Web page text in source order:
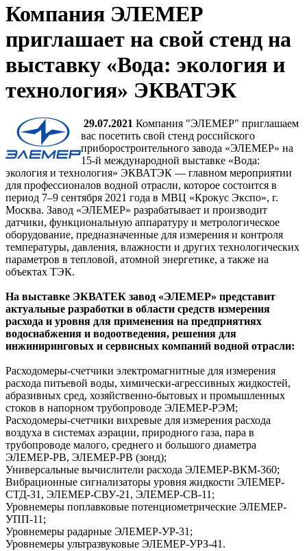
Компания ЭЛЕМЕР
приглашает на свой стенд на
выставку «Вода: экология и
технология» ЭКВАТЭК
29.07.2021 Компания "ЭЛЕМЕР" приглашаем
вас посетить свой стенд российского
приборостроительного завода «ЭЛЕМЕР» на
15-й международной выставке «Вода:
экология и технология» ЭКВАТЭК — главном мероприятии
для профессионалов водной отрасли, которое состоится в
период 7–9 сентября 2021 года в МВЦ «Крокус Экспо», г.
Москва. Завод «ЭЛЕМЕР» разрабатывает и производит
датчики, функциональную аппаратуру и метрологическое
оборудование, предназначенные для измерения и контроля
температуры, давления, влажности и других технологических
параметров в тепловой, атомной энергетике, а также на
объектах ТЭК.
На выставке ЭКВАТЕК завод «ЭЛЕМЕР» представит
актуальные разработки в области средств измерения
расхода и уровня для применения на предприятиях
водоснабжения и водоотведения, решения для
инжиниринговых и сервисных компаний водной отрасли:
Расходомеры-счетчики электромагнитные для измерения
расхода питьевой воды, химически-агрессивных жидкостей,
абразивных сред, хозяйственно-бытовых и промышленных
стоков в напорном трубопроводе ЭЛЕМЕР-РЭМ;
Расходомеры-счетчики вихревые для измерения расхода
воздуха в системах аэрации, природного газа, пара в
трубопроводе малого, среднего и большого диаметра
ЭЛЕМЕР-РВ, ЭЛЕМЕР-РВ (зонд);
Универсальные вычислители расхода ЭЛЕМЕР-ВКМ-360;
Вибрационные сигнализаторы уровня жидкости ЭЛЕМЕР-
СТД-31, ЭЛЕМЕР-СВУ-21, ЭЛЕМЕР-СВ-11;
Уровнемеры поплавковые потенциометрические ЭЛЕМЕР-
УПП-11;
Уровнемеры радарные ЭЛЕМЕР-УР-31;
Уровнемеры ультразвуковые ЭЛЕМЕР-УРЗ-41.